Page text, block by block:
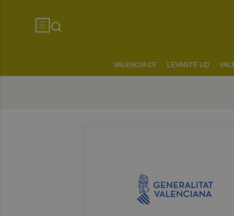
VALENCIA CF LEVANTE UD